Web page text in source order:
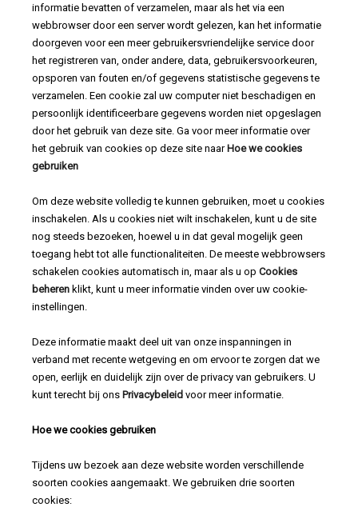
informatie bevatten of verzamelen, maar als het via een
webbrowser door een server wordt gelezen, kan het informatie
doorgeven voor een meer gebruikersvriendelijke service door
het registreren van, onder andere, data, gebruikersvoorkeuren,
opsporen van fouten en/of gegevens statistische gegevens te
verzamelen. Een cookie zal uw computer niet beschadigen en
persoonlijk identificeerbare gegevens worden niet opgeslagen
door het gebruik van deze site. Ga voor meer informatie over
het gebruik van cookies op deze site naar Hoe we cookies
gebruiken
Om deze website volledig te kunnen gebruiken, moet u cookies
inschakelen. Als u cookies niet wilt inschakelen, kunt u de site
nog steeds bezoeken, hoewel u in dat geval mogelijk geen
toegang hebt tot alle functionaliteiten. De meeste webbrowsers
schakelen cookies automatisch in, maar als u op Cookies
beheren klikt, kunt u meer informatie vinden over uw cookie-
instellingen.
Deze informatie maakt deel uit van onze inspanningen in
verband met recente wetgeving en om ervoor te zorgen dat we
open, eerlijk en duidelijk zijn over de privacy van gebruikers. U
kunt terecht bij ons Privacybeleid voor meer informatie.
Hoe we cookies gebruiken
Tijdens uw bezoek aan deze website worden verschillende
soorten cookies aangemaakt. We gebruiken drie soorten
cookies: